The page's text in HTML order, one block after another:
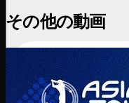
その他の動画